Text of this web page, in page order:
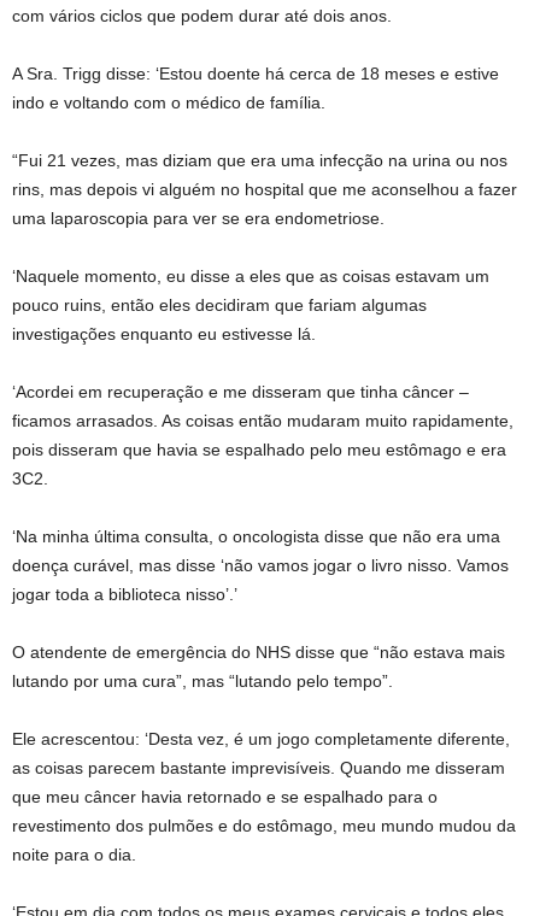
com vários ciclos que podem durar até dois anos.
A Sra. Trigg disse: ‘Estou doente há cerca de 18 meses e estive
indo e voltando com o médico de família.
“Fui 21 vezes, mas diziam que era uma infecção na urina ou nos
rins, mas depois vi alguém no hospital que me aconselhou a fazer
uma laparoscopia para ver se era endometriose.
‘Naquele momento, eu disse a eles que as coisas estavam um
pouco ruins, então eles decidiram que fariam algumas
investigações enquanto eu estivesse lá.
‘Acordei em recuperação e me disseram que tinha câncer –
ficamos arrasados. As coisas então mudaram muito rapidamente,
pois disseram que havia se espalhado pelo meu estômago e era
3C2.
‘Na minha última consulta, o oncologista disse que não era uma
doença curável, mas disse ‘não vamos jogar o livro nisso. Vamos
jogar toda a biblioteca nisso’.’
O atendente de emergência do NHS disse que “não estava mais
lutando por uma cura”, mas “lutando pelo tempo”.
Ele acrescentou: ‘Desta vez, é um jogo completamente diferente,
as coisas parecem bastante imprevisíveis. Quando me disseram
que meu câncer havia retornado e se espalhado para o
revestimento dos pulmões e do estômago, meu mundo mudou da
noite para o dia.